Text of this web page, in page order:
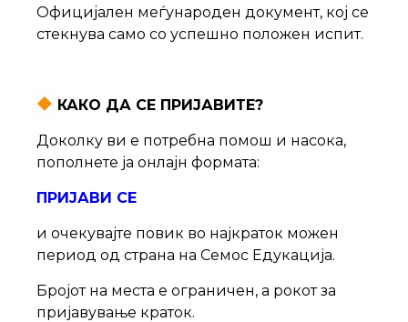
Официјален меѓународен документ, кој се
стекнува само со успешно положен испит.
КАКО ДА СЕ ПРИЈАВИТЕ?
Доколку ви e потребна помош и насока,
пополнете ја онлајн формата:
ПРИЈАВИ СЕ
и очекувајте повик во најкраток можен
период од страна на Семос Едукација.
Бројот на места е ограничен, а рокот за
пријавување краток.